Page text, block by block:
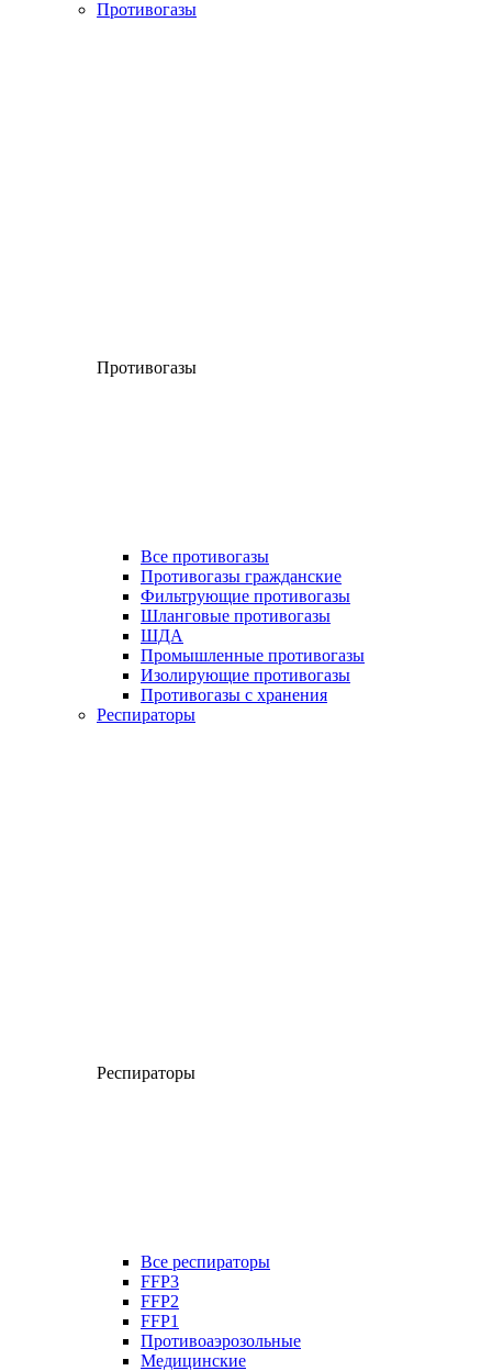
Противогазы
Противогазы
Все противогазы
Противогазы гражданские
Фильтрующие противогазы
Шланговые противогазы
ШДА
Промышленные противогазы
Изолирующие противогазы
Противогазы с хранения
Респираторы
Респираторы
Все респираторы
FFP3
FFP2
FFP1
Противоаэрозольные
Медицинские